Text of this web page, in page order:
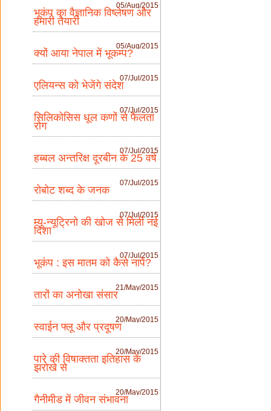
05/Aug/2015
भूकंप का वैज्ञानिक विष्लेषण और
हमारी तैयारी
05/Aug/2015
क्यों आया नेपाल में भूकम्प?
07/Jul/2015
एलियन्स को भेजेंगे संदेश
07/Jul/2015
सिलिकोसिस धूल कणों से फैलता
रोग
07/Jul/2015
हब्बल अन्तरिक्ष दूरबीन के 25 वर्ष
07/Jul/2015
रोबोट शब्द के जनक
07/Jul/2015
म्यू-न्यूट्रिनो की खोज से मिली नई
दिशा
07/Jul/2015
भूकंप : इस मातम को कैसे नापें?
21/May/2015
तारों का अनोखा संसार
20/May/2015
स्वाईन फ्लू और प्रदूषण
20/May/2015
पारे की विषाक्तता इतिहास के
झरोखे से
20/May/2015
गैनीमीड में जीवन संभावना